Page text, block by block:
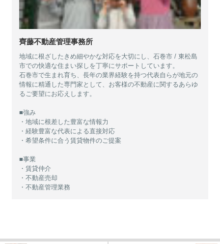
齊藤不動産管理事務所
地域に根ざしたきめ細やかな対応を大切にし、石巻市 / 東松島
市での快適な住まい探しを丁寧にサポートしています。
石巻市で生まれ育ち、長年の業界経験を持つ代表自らが地元の
情報に精通した専門家として、お客様の不動産に関するあらゆ
るご要望にお応えします。
■強み
・地域に根差した豊富な情報力
・経験豊富な代表による直接対応
・希望条件に合う賃貸物件のご提案
■事業
・賃貸仲介
・不動産売却
・不動産管理業務